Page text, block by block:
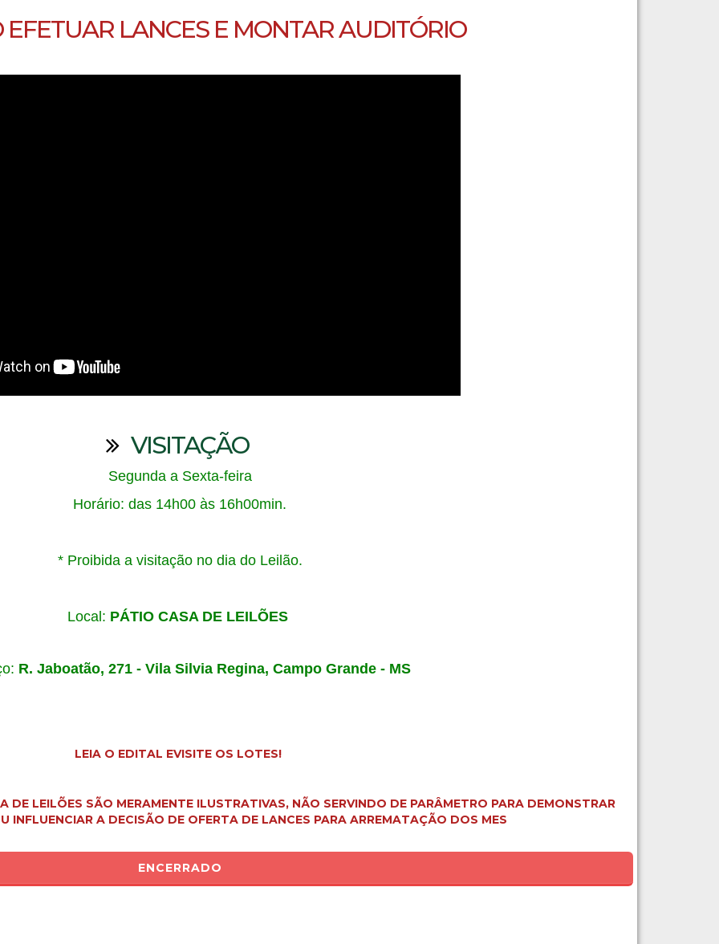
EFETUAR LANCES E MONTAR AUDITÓRIO
VISITAÇÃO
Segunda a Sexta-feira
Horário: das 14h00 às 16h00min.
* Proibida a visitação no dia do Leilão.
Local: PÁTIO CASA DE LEILÕES
R. Jaboatão, 271 - Vila Silvia Regina, Campo Grande - MS
LEIA O EDITAL EVISITE OS LOTES!
LEILÕES SÃO MERAMENTE ILUSTRATIVAS, NÃO SERVINDO DE PARÂMETRO PARA DEMONSTRAR
INFLUENCIAR A DECISÃO DE OFERTA DE LANCES PARA ARREMATAÇÃO DOS MES
ENCERRADO